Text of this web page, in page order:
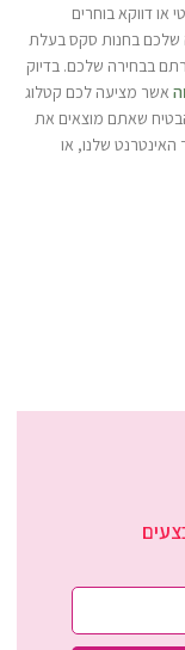
דווקא בוחרים
שלכם בחנות סקס בעלת
בבחירה שלכם. בדיוק
אשר מציעה לכם קטלוג
שאתם מוצאים את
שלנו, או